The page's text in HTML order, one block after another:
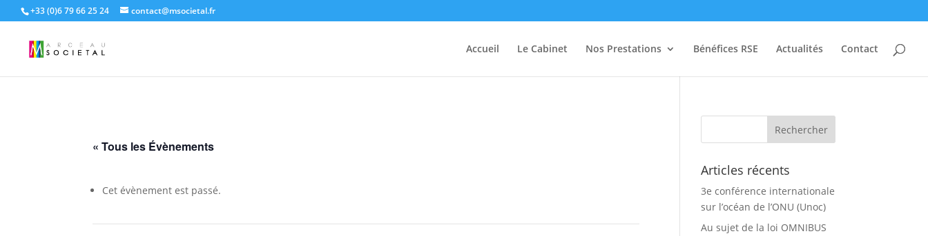
+33 (0)6 79 66 25 24 contact@msocietal.fr
Accueil Le Cabinet Nos Prestations Bénéfices RSE Actualités Contact
« Tous les Évènements
Cet évènement est passé.
Articles récents
3e conférence internationale
sur l’océan de l’ONU (Unoc)
Au sujet de la loi OMNIBUS